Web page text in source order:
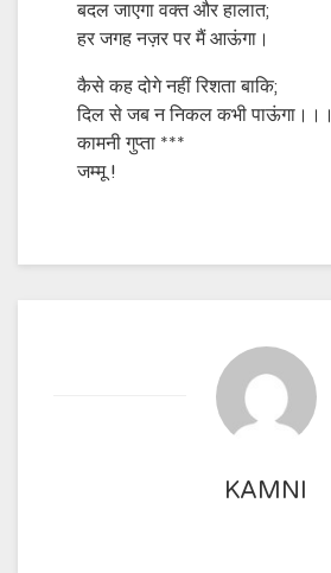
बदल जाएगा वक्त और हालात;
हर जगह नज़र पर मैं आऊंगा।
कैसे कह दोगे नहीं रिशता बाकि;
दिल से जब न निकल कभी पाऊंगा।।।
कामनी गुप्ता ***
जम्मू !
KAMNI